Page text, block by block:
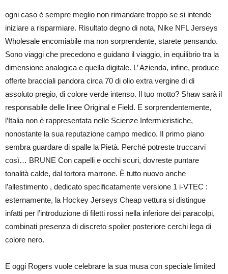
ogni caso è sempre meglio non rimandare troppo se si intende
iniziare a risparmiare. Risultato degno di nota, Nike NFL Jerseys
Wholesale encomiabile ma non sorprendente, starete pensando.
Sono viaggi che precedono e guidano il viaggio, in equilibrio tra la
dimensione analogica e quella digitale. L’ Azienda, infine, produce
offerte bracciali pandora circa 70 di olio extra vergine di di
assoluto pregio, di colore verde intenso. Il tuo motto? Shaw sarà il
responsabile delle linee Original e Field. E sorprendentemente,
l’Italia non è rappresentata nelle Scienze Infermieristiche,
nonostante la sua reputazione campo medico. Il primo piano
sembra guardare di spalle la Pietà. Perché potreste truccarvi
così… BRUNE Con capelli e occhi scuri, dovreste puntare
tonalità calde, dal tortora marrone. È tutto nuovo anche
l’allestimento , dedicato specificatamente versione 1 i-VTEC :
esternamente, la Hockey Jerseys Cheap vettura si distingue
infatti per l’introduzione di filetti rossi nella inferiore dei paracolpi,
combinati presenza di discreto spoiler posteriore cerchi lega di
colore nero.
E oggi Rogers vuole celebrare la sua musa con speciale limited